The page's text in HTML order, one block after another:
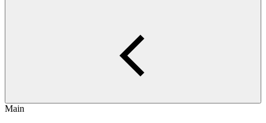
Main